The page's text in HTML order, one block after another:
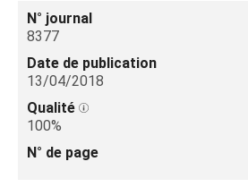
N° journal
8377
Date de publication
13/04/2018
Qualité
100%
N° de page